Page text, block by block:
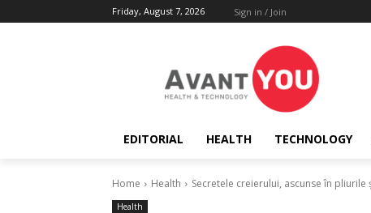
Friday, August 7, 2026 Sign in / Join
EDITORIAL HEALTH TECHNOLOGY
Home Health Secretele creierului, ascunse în pliurile
Health